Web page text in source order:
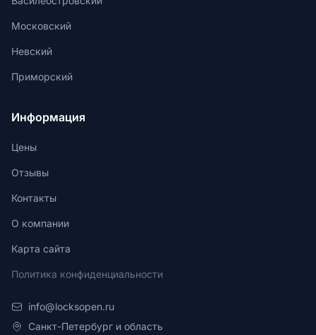
Московский
Невский
Приморский
Информация
Цены
Отзывы
Контакты
О компании
Карта сайта
Политика конфиденциальности
info@locksopen.ru
Санкт-Петербург и область